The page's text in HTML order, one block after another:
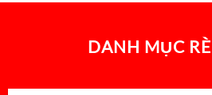
DANH MỤC